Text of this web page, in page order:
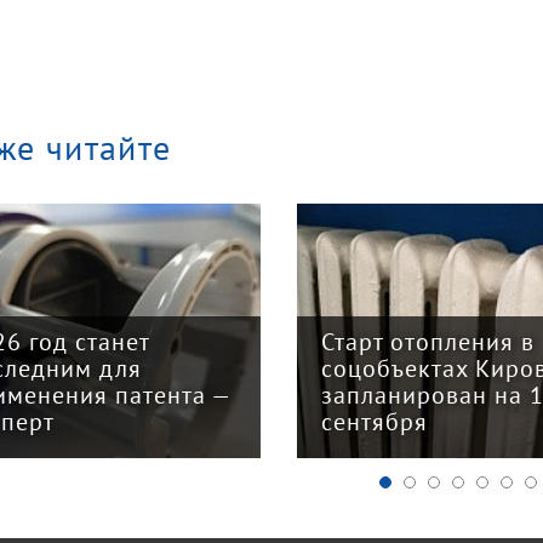
читайте
отопления в
Кирова
на 15
Закон о налоговой
реформе принят:
главных
для бизнеса